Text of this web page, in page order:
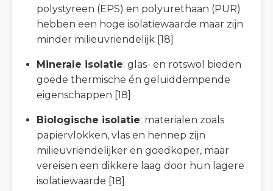
polystyreen (EPS) en polyurethaan (PUR)
hebben een hoge isolatiewaarde maar zijn
minder milieuvriendelijk [18]
Minerale isolatie: glas- en rotswol bieden
goede thermische én geluiddempende
eigenschappen [18]
Biologische isolatie: materialen zoals
papiervlokken, vlas en hennep zijn
milieuvriendelijker en goedkoper, maar
vereisen een dikkere laag door hun lagere
isolatiewaarde [18]